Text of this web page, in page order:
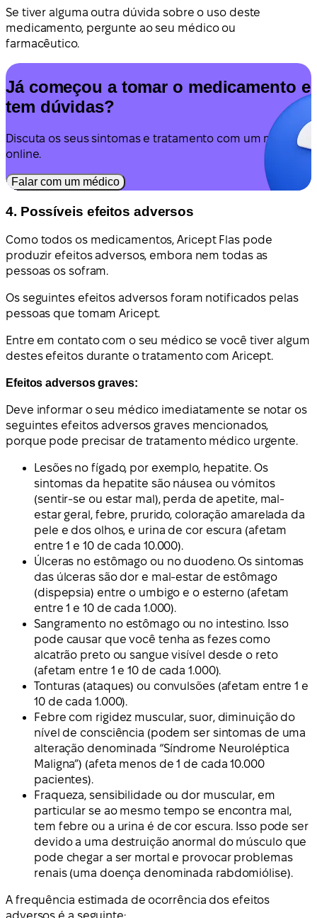
Se tiver alguma outra dúvida sobre o uso deste
medicamento, pergunte ao seu médico ou
farmacêutico.
Já começou a tomar o medicamento e
tem dúvidas?
Discuta os seus sintomas e tratamento com um médico
online.
Falar com um médico
4. Possíveis efeitos adversos
Como todos os medicamentos, Aricept Flas pode
produzir efeitos adversos, embora nem todas as
pessoas os sofram.
Os seguintes efeitos adversos foram notificados pelas
pessoas que tomam Aricept.
Entre em contato com o seu médico se você tiver algum
destes efeitos durante o tratamento com Aricept.
Efeitos adversos graves:
Deve informar o seu médico imediatamente se notar os
seguintes efeitos adversos graves mencionados,
porque pode precisar de tratamento médico urgente.
Lesões no fígado, por exemplo, hepatite. Os
sintomas da hepatite são náusea ou vómitos
(sentir-se ou estar mal), perda de apetite, mal-
estar geral, febre, prurido, coloração amarelada da
pele e dos olhos, e urina de cor escura (afetam
entre 1 e 10 de cada 10.000).
Úlceras no estômago ou no duodeno. Os sintomas
das úlceras são dor e mal-estar de estômago
(dispepsia) entre o umbigo e o esterno (afetam
entre 1 e 10 de cada 1.000).
Sangramento no estômago ou no intestino. Isso
pode causar que você tenha as fezes como
alcatrão preto ou sangue visível desde o reto
(afetam entre 1 e 10 de cada 1.000).
Tonturas (ataques) ou convulsões (afetam entre 1 e
10 de cada 1.000).
Febre com rigidez muscular, suor, diminuição do
nível de consciência (podem ser sintomas de uma
alteração denominada “Síndrome Neuroléptica
Maligna”) (afeta menos de 1 de cada 10.000
pacientes).
Fraqueza, sensibilidade ou dor muscular, em
particular se ao mesmo tempo se encontra mal,
tem febre ou a urina é de cor escura. Isso pode ser
devido a uma destruição anormal do músculo que
pode chegar a ser mortal e provocar problemas
renais (uma doença denominada rabdomiólise).
A frequência estimada de ocorrência dos efeitos